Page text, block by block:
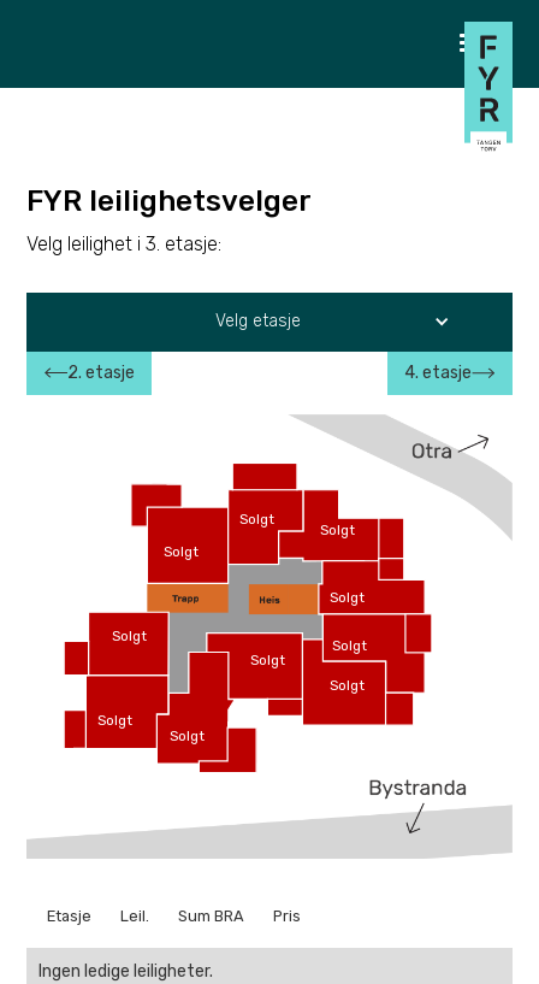
FYR leilighetsvelger
Velg leilighet i 3. etasje:
2. etasje
Velg etasje
4. etasje
Solgt
Solgt
Solgt
Solgt
Solgt
Solgt
Solgt
Solgt
Solgt
Solgt
Etasje Leil. Sum BRA Pris
Ingen ledige leiligheter.